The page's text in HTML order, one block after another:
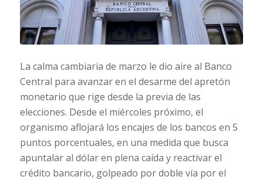
La calma cambiaria de marzo le dio aire al Banco
Central para avanzar en el desarme del apretón
monetario que rige desde la previa de las
elecciones. Desde el miércoles próximo, el
organismo aflojará los encajes de los bancos en 5
puntos porcentuales, en una medida que busca
apuntalar al dólar en plena caída y reactivar el
crédito bancario, golpeado por doble vía por el